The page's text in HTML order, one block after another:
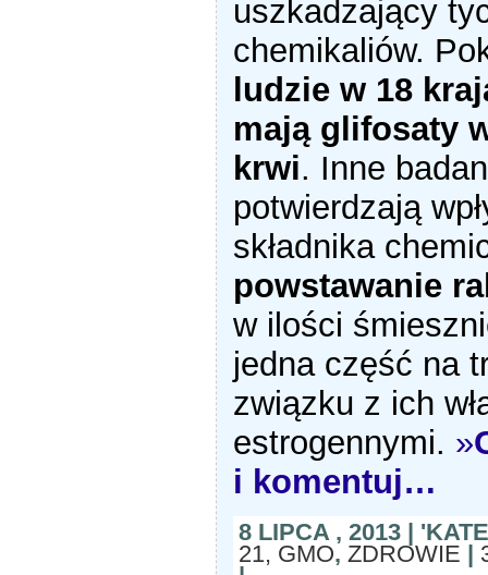
uszkadzający
chemikaliów.
ludzie w 18
mają glifosaty
krwi. Inne
potwierdzają
składnika
powstawanie
w ilości
jedna część na
związku z ich
estrogennymi. »
i komentuj…
8 LIPCA , 2013 |
21, GMO,ZDROWIE